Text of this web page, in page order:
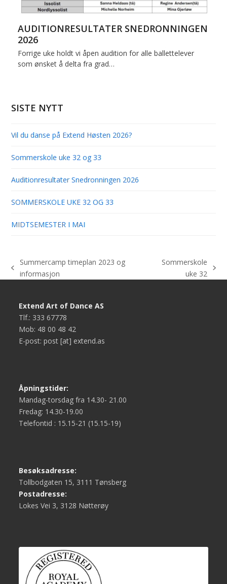
AUDITIONRESULTATER SNEDRONNINGEN
2026
Forrige uke holdt vi åpen audition for alle ballettelever
som ønsket å delta fra grad…
SISTE NYTT
Vil du danse på Extend Høsten 2026?
Sommerskole uke 32 og 33
Auditionresultater Snedronningen 2026
SOMMERSKOLE UKE 32 OG 33
MIDTSEMESTER I MAI
previous
Summercamp timeplan 2023 og
informasjon
Sommerskole
uke 32
Extend Art of Dance AS
Tlf.: 333 67778
Mob: 48 00 48 42
E-post: post [at] extend.as
Åpningstider:
Mandag-torsdag fra 14.30- 21.00
Fredag: 14.30-19.00
Telefontid : 15.15-21 (15.15-19)
Besøksadresse:
Tollbodgaten 15, 3111 Tønsberg
Postadresse:
Lokes Vei 3, 3128 Nøtterøy